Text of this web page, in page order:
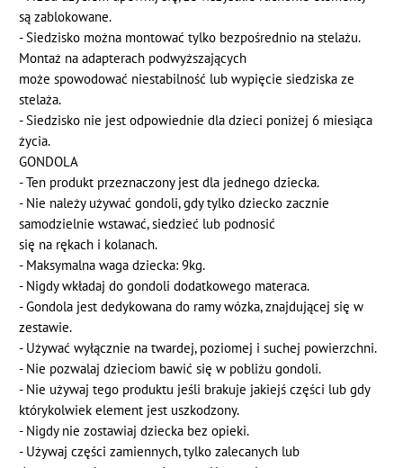
są zablokowane.
- Siedzisko można montować tylko bezpośrednio na stelażu.
Montaż na adapterach podwyższających
może spowodować niestabilność lub wypięcie siedziska ze
stelaża.
- Siedzisko nie jest odpowiednie dla dzieci poniżej 6 miesiąca
życia.
GONDOLA
- Ten produkt przeznaczony jest dla jednego dziecka.
- Nie należy używać gondoli, gdy tylko dziecko zacznie
samodzielnie wstawać, siedzieć lub podnosić
się na rękach i kolanach.
- Maksymalna waga dziecka: 9kg.
- Nigdy wkładaj do gondoli dodatkowego materaca.
- Gondola jest dedykowana do ramy wózka, znajdującej się w
zestawie.
- Używać wyłącznie na twardej, poziomej i suchej powierzchni.
- Nie pozwalaj dzieciom bawić się w pobliżu gondoli.
- Nie używaj tego produktu jeśli brakuje jakiejś części lub gdy
którykolwiek element jest uszkodzony.
- Nigdy nie zostawiaj dziecka bez opieki.
- Używaj części zamiennych, tylko zalecanych lub